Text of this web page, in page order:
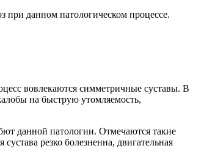
при данном патологическом процессе.
вовлекаются симметричные суставы. В
на быструю утомляемость,
данной патологии. Отмечаются такие
резко болезненна, двигательная